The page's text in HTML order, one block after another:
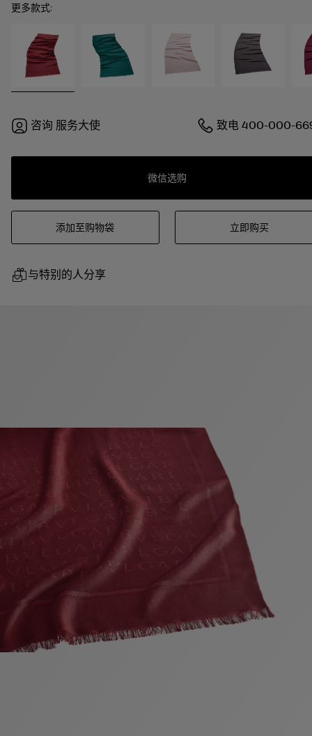
更多款式:
咨询 服务大使 致电400-000-
微信选购
添加至购物袋 立即购买
与特别的人分享